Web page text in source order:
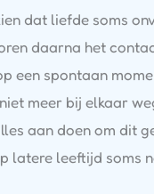
dat liefde soms
daarna het
een spontaan
meer bij elkaar
aan doen om dit
latere leeftijd soms